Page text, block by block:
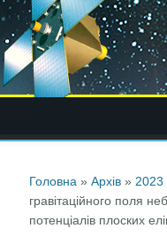
Головна »Архів » 2023
гравітаційного поля
потенціалів плоских